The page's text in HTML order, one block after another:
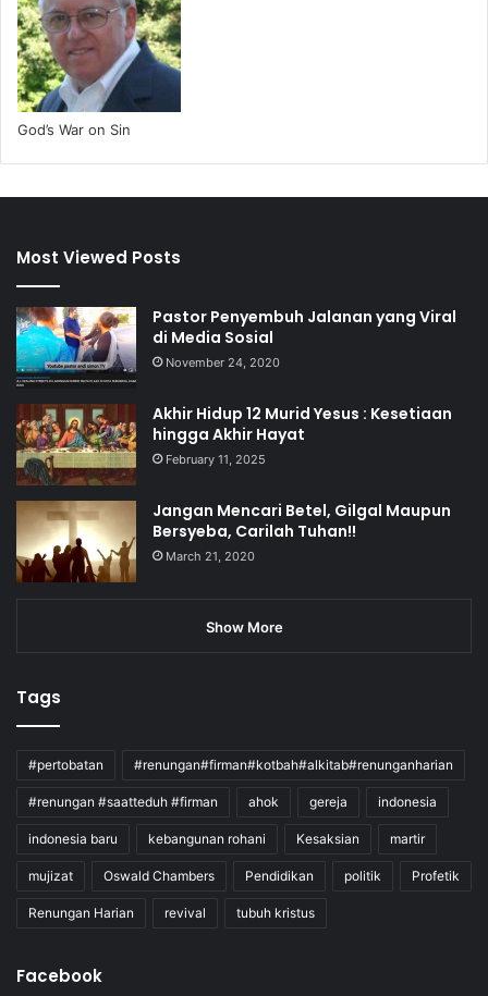
God’s War on Sin
Most Viewed Posts
Pastor Penyembuh Jalanan yang Viral
di Media Sosial
November 24, 2020
Akhir Hidup 12 Murid Yesus : Kesetiaan
hingga Akhir Hayat
February 11, 2025
Jangan Mencari Betel, Gilgal Maupun
Bersyeba, Carilah Tuhan!!
March 21, 2020
Show More
Tags
#pertobatan #renungan#firman#kotbah#alkitab#renunganharian
#renungan #saatteduh #firman ahok gereja indonesia
indonesia baru kebangunan rohani Kesaksian martir
mujizat Oswald Chambers Pendidikan politik Profetik
Renungan Harian revival tubuh kristus
Facebook